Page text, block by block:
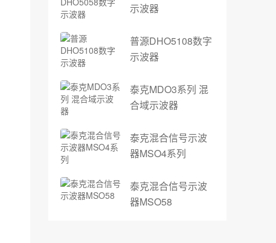
示波器
普源DHO5108数字
示波器
泰克MDO3系列 混
合域示波器
泰克混合信号示波
器MSO4系列
泰克混合信号示波
器MSO58